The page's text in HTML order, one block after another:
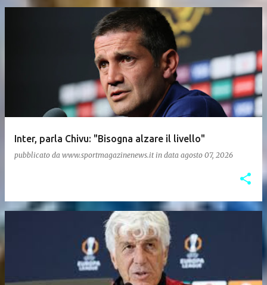
Inter, parla Chivu: "Bisogna alzare il livello"
pubblicato da www.sportmagazinenews.it in data agosto 07, 2026